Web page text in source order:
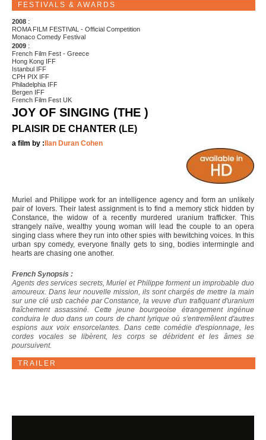
FESTIVALS & AWARDS
2008 :
ROMA FILM FESTIVAL - Official Competition
Monaco Comedy Festival
2009 :
French Film Fest - Greece
Hong Kong IFF
Istanbul IFF
CPH PIX IFF
Philadelphia IFF
Bergen IFF
French Film Fest UK
JOY OF SINGING (THE )
PLAISIR DE CHANTER (LE)
a film by : Ilan Duran Cohen
Muriel and Philippe work for an intelligence agency and form an unlikely
pair of lovers. Their latest assignment is to find a memory stick hidden by
Constance, the widow of a recently murdered uranium trafficker. This
strangely naïve, wealthy young woman will lead the couple to an opera
singing class where they run into other spies with bewitching voices. In this
urban spy comedy, everyone finally gets to sing, bodies intermingle and
hearts are chasing one another.
French Synopsis :
Agents des services secrets, Muriel et Philippe forment un improbable duo
amoureux. Dans leur nouvelle mission, ils sont chargés de mettre la main
sur une clé usb cachée par Constance, la veuve d'un trafiquant d'uranium
fraîchement assassiné. Cette jeune bourgeoise étrangement ingénue
conduira le duo dans un cours de chant lyrique où s'entremêlent d'autres
espions aux voix ensorcelantes. Dans cette comédie d'espionnage, les
cordes vocales se libèrent, les corps se débrident et les âmes se
poursuivent.
TRAILER